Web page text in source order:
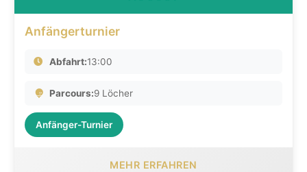
Anfängerturnier
Abfahrt:13:00
Parcours:9 Löcher
Anfänger-Turnier
MEHR ERFAHREN